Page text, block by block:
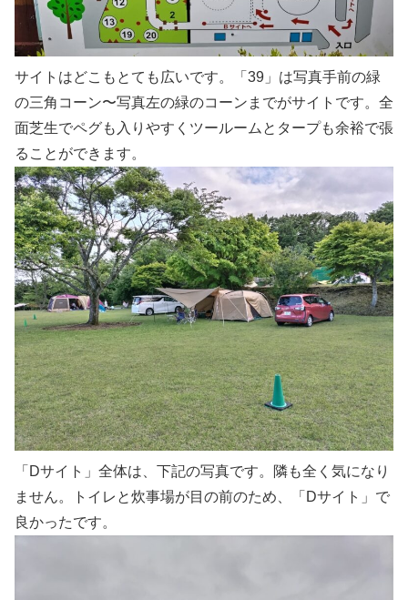
サイトはどこもとても広いです。「39」は写真手前の緑
の三角コーン〜写真左の緑のコーンまでがサイトです。全
面芝生でペグも入りやすくツールームとタープも余裕で張
ることができます。
「Dサイト」全体は、下記の写真です。隣も全く気になり
ません。トイレと炊事場が目の前のため、「Dサイト」で
良かったです。